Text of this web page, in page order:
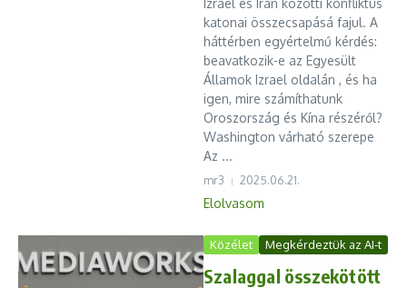
Izrael és Irán közötti konfliktus
katonai összecsapásá fajul. A
háttérben egyértelmű kérdés:
beavatkozik-e az Egyesült
Államok Izrael oldalán , és ha
igen, mire számíthatunk
Oroszország és Kína részéről?
Washington várható szerepe
Az ...
mr3 2025.06.21.
Elolvasom
Közélet Megkérdeztük az AI-t
Szalaggal összekötött